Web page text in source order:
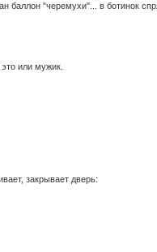
баллон "черемухи"... в ботинок
или мужик.
закрывает дверь: